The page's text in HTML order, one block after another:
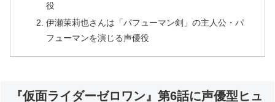
役
伊瀬茉莉也さんは「パフューマン剣」の主人公・パ
フューマンを演じる声優役
『仮面ライダーゼロワン』第6話に声優型ヒュ